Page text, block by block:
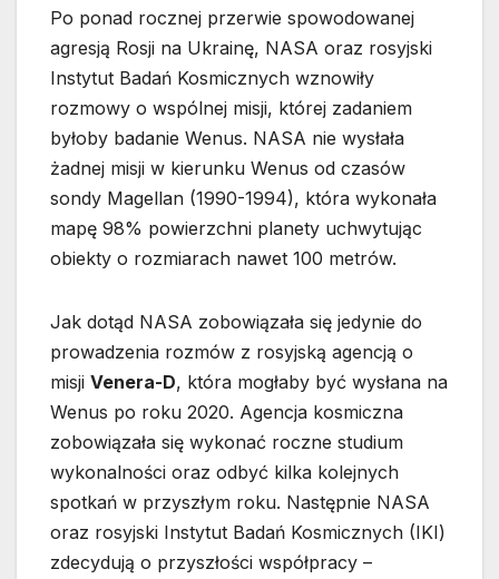
Po ponad rocznej przerwie spowodowanej
agresją Rosji na Ukrainę, NASA oraz rosyjski
Instytut Badań Kosmicznych wznowiły
rozmowy o wspólnej misji, której zadaniem
byłoby badanie Wenus. NASA nie wysłała
żadnej misji w kierunku Wenus od czasów
sondy Magellan (1990-1994), która wykonała
mapę 98% powierzchni planety uchwytując
obiekty o rozmiarach nawet 100 metrów.
Jak dotąd NASA zobowiązała się jedynie do
prowadzenia rozmów z rosyjską agencją o
misji Venera-D, która mogłaby być wysłana na
Wenus po roku 2020. Agencja kosmiczna
zobowiązała się wykonać roczne studium
wykonalności oraz odbyć kilka kolejnych
spotkań w przyszłym roku. Następnie NASA
oraz rosyjski Instytut Badań Kosmicznych (IKI)
zdecydują o przyszłości współpracy –